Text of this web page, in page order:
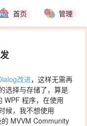
首页 管理
改进，这样无需再
选择与存储了，算是
WPF 程序，在使用
候，我不想使用
MVVM Community